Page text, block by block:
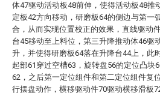
体47驱动活动板48前伸，使得活动板48推
定板42方向移动，研磨板64的侧边与第一
合，从而实现位置校正的效果，直线驱动
台45移动至上料位，第三升降推动体46驱
升，并使得研磨板64落在升降台44上，此
起部61穿过空槽63，旋转盘56的定位凸块
62，之后第一定位组件和第二定位组件复
行摆盘动作，横移驱动件70驱动横移滑板